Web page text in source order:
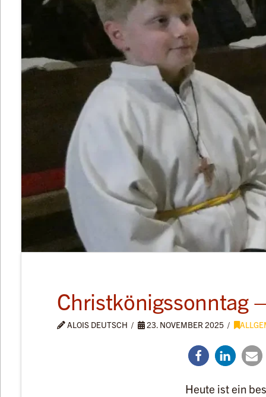
Christkönigssonntag
ALOIS DEUTSCH 23. NOVEMBER 2025
Heute ist ein